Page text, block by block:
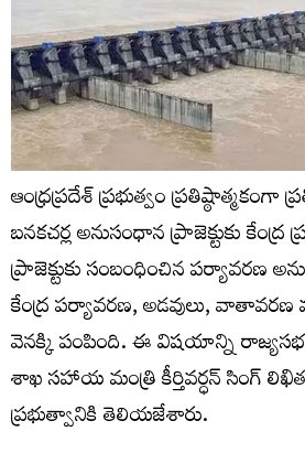
ఆంధ్రప్రదేశ్ ప్రభుత్వం
బనకచర్ల అనుసంధాన ప్రాజెక్టుకు కేంద్ర
ప్రాజెక్టుకు సంబంధించిన పర్యావరణ
కేంద్ర పర్యావరణ, అడవులు,
వెనక్కి పంపింది. ఈ విషయాన్ని
శాఖ సహాయ మంత్రి కీర్తివర్ధన్ సింగ్
ప్రభుత్వానికి తెలియజేశారు.